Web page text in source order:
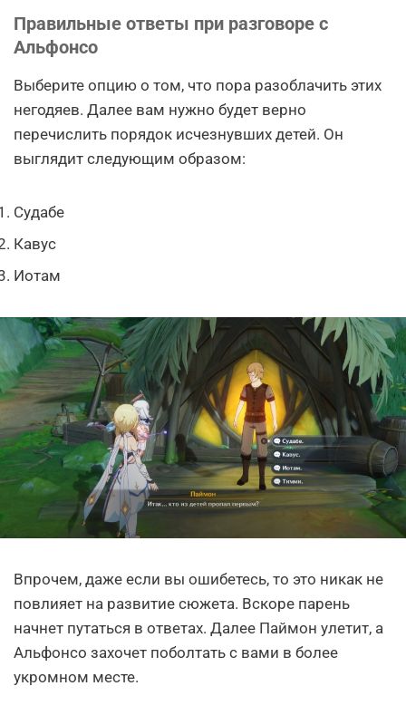
Правильные ответы при разговоре с
Альфонсо
Выберите опцию о том, что пора разоблачить этих
негодяев. Далее вам нужно будет верно
перечислить порядок исчезнувших детей. Он
выглядит следующим образом:
Судабе
Кавус
Иотам
Впрочем, даже если вы ошибетесь, то это никак не
повлияет на развитие сюжета. Вскоре парень
начнет путаться в ответах. Далее Паймон улетит, а
Альфонсо захочет поболтать с вами в более
укромном месте.